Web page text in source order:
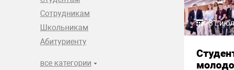
Сотрудникам
Школьникам
Абитуриенту
все категории
31